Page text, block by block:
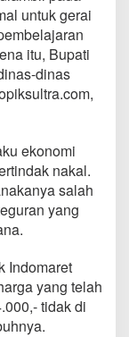
untuk gerai
itu, Bupati
dinas
ekonomi
nakal.
salah
yang
Indomaret
yang telah
tidak di